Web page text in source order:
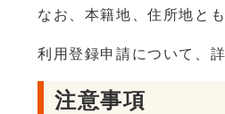
なお、本籍地、住所地と
利用登録申請について、
注意事項